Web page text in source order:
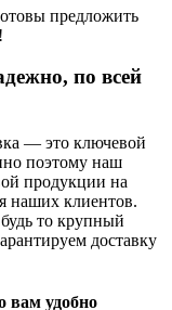
предложить
по всей
— это ключевой
поэтому наш
продукции на
наших клиентов.
то крупный
доставку
вам удобно